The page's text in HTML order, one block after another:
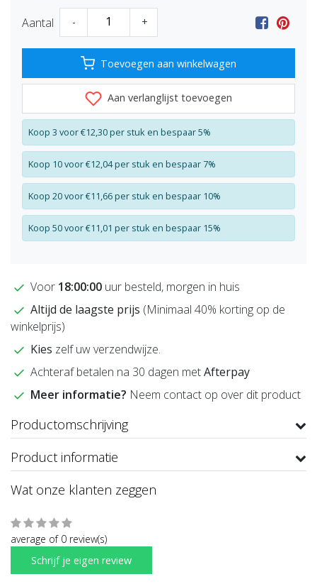
Aantal - +
Toevoegen aan winkelwagen
Aan verlanglijst toevoegen
Koop 3 voor €12,30 per stuk en bespaar 5%
Koop 10 voor €12,04 per stuk en bespaar 7%
Koop 20 voor €11,66 per stuk en bespaar 10%
Koop 50 voor €11,01 per stuk en bespaar 15%
Voor 18:00:00 uur besteld, morgen in huis
Altijd de laagste prijs (Minimaal 40% korting op de
winkelprijs)
Kies zelf uw verzendwijze.
Achteraf betalen na 30 dagen metAfterpay
Meer informatie? Neem contact op over dit product
Productomschrijving
Product informatie
Wat onze klanten zeggen
average of 0 review(s)
Schrijf je eigen review